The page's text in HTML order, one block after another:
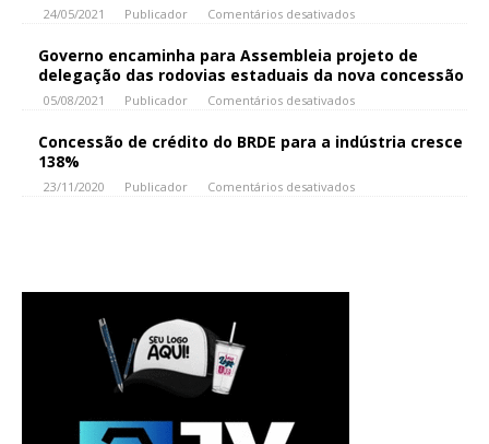
24/05/2021 Publicador Comentários desativados
Governo encaminha para Assembleia projeto de
delegação das rodovias estaduais da nova concessão
05/08/2021 Publicador Comentários desativados
Concessão de crédito do BRDE para a indústria cresce
138%
23/11/2020 Publicador Comentários desativados